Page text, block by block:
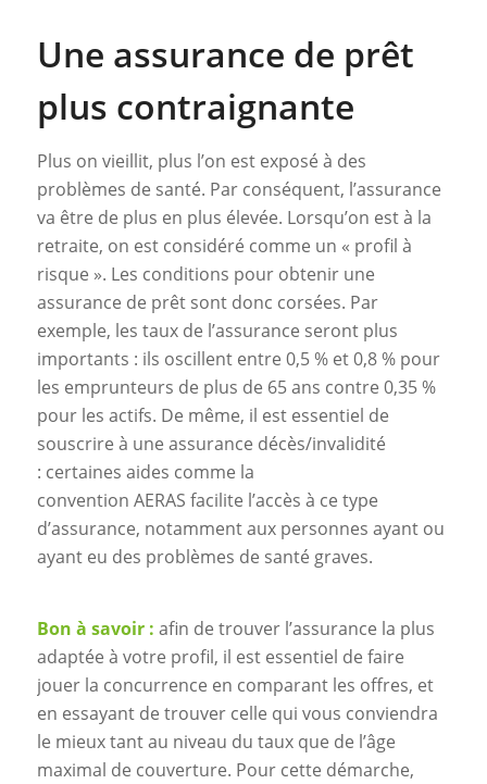
Une assurance de prêt
plus contraignante
Plus on vieillit, plus l’on est exposé à des
problèmes de santé. Par conséquent, l’assurance
va être de plus en plus élevée. Lorsqu’on est à la
retraite, on est considéré comme un « profil à
risque ». Les conditions pour obtenir une
assurance de prêt sont donc corsées. Par
exemple, les taux de l’assurance seront plus
importants : ils oscillent entre 0,5 % et 0,8 % pour
les emprunteurs de plus de 65 ans contre 0,35 %
pour les actifs. De même, il est essentiel de
souscrire à une assurance décès/invalidité
: certaines aides comme la
convention AERAS facilite l’accès à ce type
d’assurance, notamment aux personnes ayant ou
ayant eu des problèmes de santé graves.
Bon à savoir : afin de trouver l’assurance la plus
adaptée à votre profil, il est essentiel de faire
jouer la concurrence en comparant les offres, et
en essayant de trouver celle qui vous conviendra
le mieux tant au niveau du taux que de l’âge
maximal de couverture. Pour cette démarche,